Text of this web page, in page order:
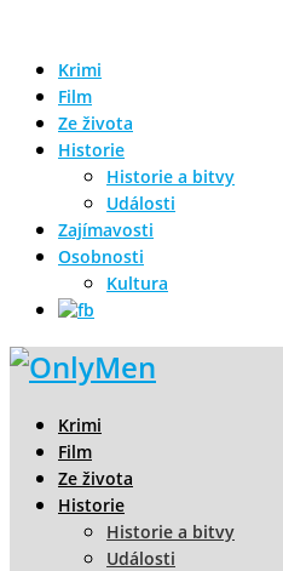
Krimi
Film
Ze života
Historie
Historie a bitvy
Události
Zajímavosti
Osobnosti
Kultura
Krimi
Film
Ze života
Historie
Historie a bitvy
Události